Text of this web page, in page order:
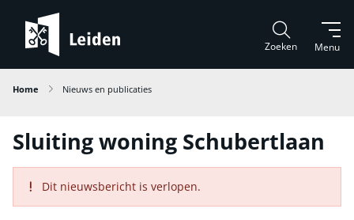
Menu
Zoeken
Home Nieuws en publicaties
Sluiting woning Schubertlaan
Dit nieuwsbericht is verlopen.